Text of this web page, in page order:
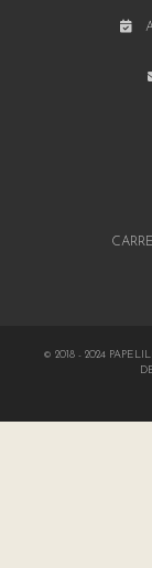
© 2018 - 2024